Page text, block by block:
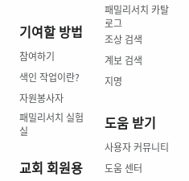
기여할 방법
참여하기
색인 작업이란?
자원봉사자
패밀리서치 실험
실
교회 회원용
패밀리서치 카탈
로그
조상 검색
계보 검색
지명
도움 받기
사용자 커뮤니티
도움 센터